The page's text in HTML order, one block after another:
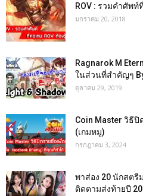
ROV : รวมคำศัพท์
มกราคม 20, 2018
Ragnarok M
ในส่วนที่สำคัญๆ
ตุลาคม 29, 2019
Coin Master วิธี
(เกมหมู)
กรกฎาคม 3, 2024
พาส่อง 20 นักสตรี
ติดตามส่งท้ายปี